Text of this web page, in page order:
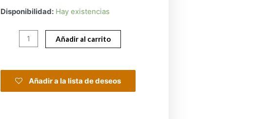
Disponibilidad: Hay existencias
Añadir al carrito
Añadir a la lista de deseos